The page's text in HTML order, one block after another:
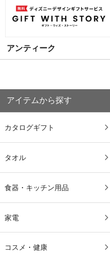
アンティーク
アイテムから探す
カタログギフト
タオル
食器・キッチン用品
家電
コスメ・健康